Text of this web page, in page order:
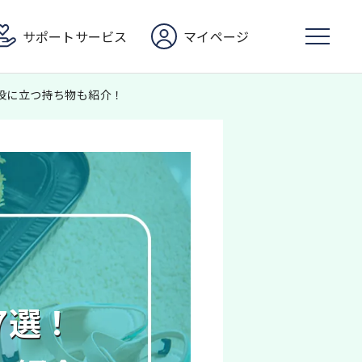
サポートサービス マイページ
立つ持ち物も紹介！
！